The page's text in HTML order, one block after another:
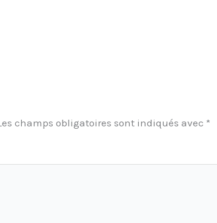
champs obligatoires sont indiqués avec *